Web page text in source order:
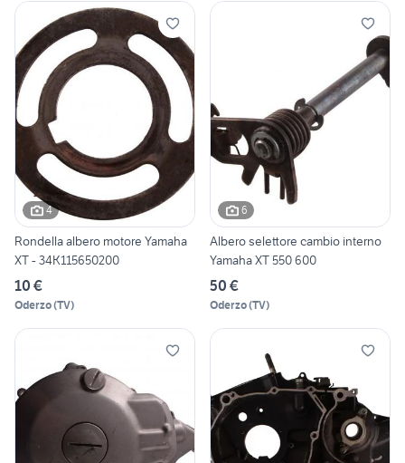
4
Rondella albero motore Yamaha
XT - 34K115650200
10 €
Oderzo(TV)
6
Albero selettore cambio interno
Yamaha XT 550 600
50 €
Oderzo(TV)